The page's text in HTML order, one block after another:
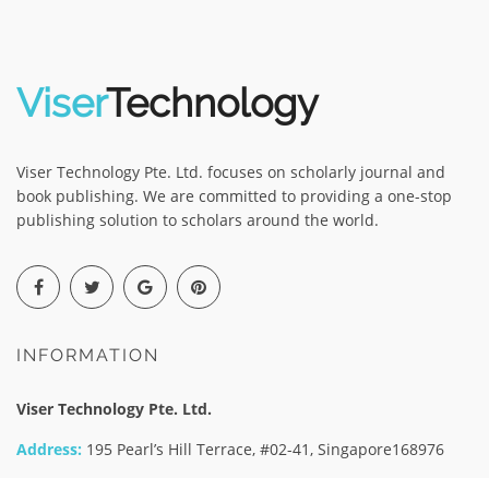
ViserTechnology
Viser Technology Pte. Ltd. focuses on scholarly journal and
book publishing. We are committed to providing a one-stop
publishing solution to scholars around the world.
INFORMATION
Viser Technology Pte. Ltd.
Address: 195 Pearl’s Hill Terrace, #02-41, Singapore168976